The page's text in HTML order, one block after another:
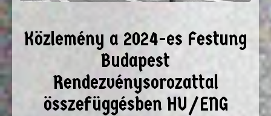
Közlemény a 2024-es Festung
Budapest
Rendezvénysorozattal
összefüggésben HU/ENG